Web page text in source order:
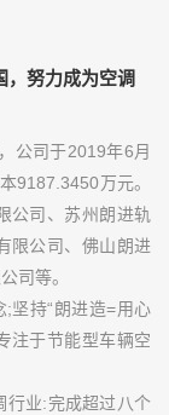
，努力成为空调
公司于2019年6月
9187.3450万元。
公司、苏州朗进轨
限公司、佛山朗进
司等。
;坚持“朗进造=用心
注于节能型车辆空
行业:完成超过八个